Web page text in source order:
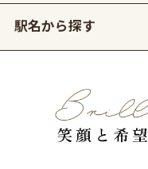
駅名から探す